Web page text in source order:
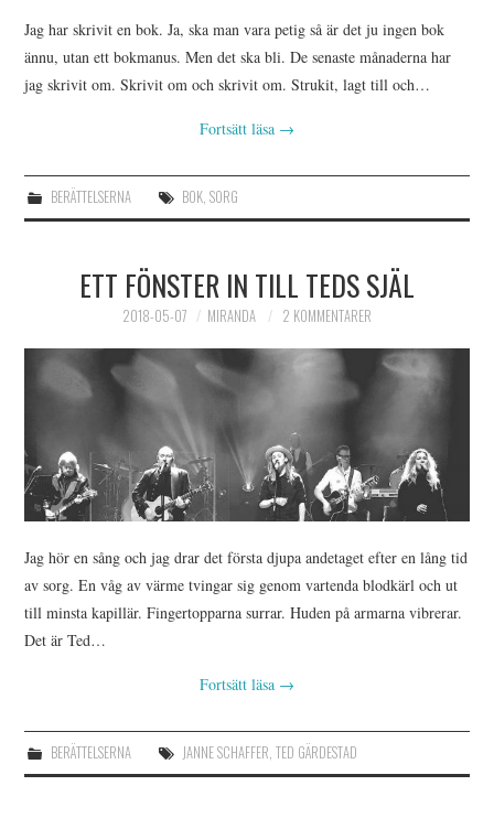
Jag har skrivit en bok. Ja, ska man vara petig så är det ju ingen bok
ännu, utan ett bokmanus. Men det ska bli. De senaste månaderna har
jag skrivit om. Skrivit om och skrivit om. Strukit, lagt till och…
Fortsätt läsa →
BERÄTTELSERNA BOK, SORG
ETT FÖNSTER IN TILL TEDS SJÄL
2018-05-07 MIRANDA 2 KOMMENTARER
Jag hör en sång och jag drar det första djupa andetaget efter en lång tid
av sorg. En våg av värme tvingar sig genom vartenda blodkärl och ut
till minsta kapillär. Fingertopparna surrar. Huden på armarna vibrerar.
Det är Ted…
Fortsätt läsa →
BERÄTTELSERNA JANNE SCHAFFER, TED GÄRDESTAD